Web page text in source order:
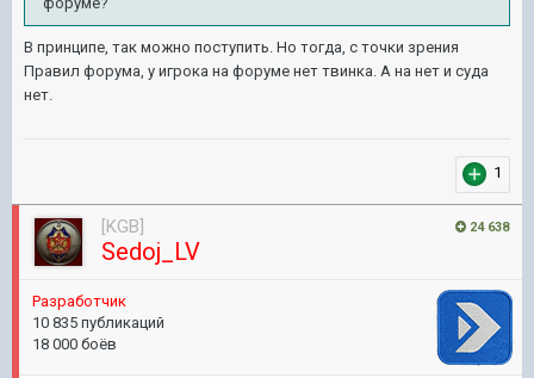
В принципе, так можно поступить. Но тогда, с точки зрения
Правил форума, у игрока на форуме нет твинка. А на нет и суда
нет.
1
24 638
[KGB]
Sedoj_LV
Pазработчик
10 835 публикаций
18 000 боёв